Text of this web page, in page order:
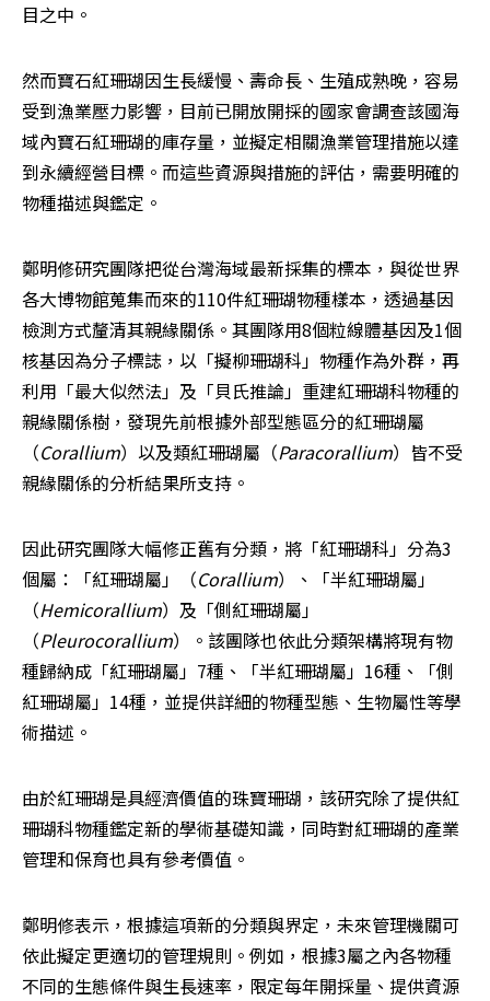
目之中。
然而寶石紅珊瑚因生長緩慢、壽命長、生殖成熟晚，容易
受到漁業壓力影響，目前已開放開採的國家會調查該國海
域內寶石紅珊瑚的庫存量，並擬定相關漁業管理措施以達
到永續經營目標。而這些資源與措施的評估，需要明確的
物種描述與鑑定。
鄭明修研究團隊把從台灣海域最新採集的標本，與從世界
各大博物館蒐集而來的110件紅珊瑚物種樣本，透過基因
檢測方式釐清其親緣關係。其團隊用8個粒線體基因及1個
核基因為分子標誌，以「擬柳珊瑚科」物種作為外群，再
利用「最大似然法」及「貝氏推論」重建紅珊瑚科物種的
親緣關係樹，發現先前根據外部型態區分的紅珊瑚屬
（Corallium）以及類紅珊瑚屬（Paracorallium）皆不受
親緣關係的分析結果所支持。
因此研究團隊大幅修正舊有分類，將「紅珊瑚科」分為3
個屬：「紅珊瑚屬」（Corallium）、「半紅珊瑚屬」
（Hemicorallium）及「側紅珊瑚屬」
（Pleurocorallium）。該團隊也依此分類架構將現有物
種歸納成「紅珊瑚屬」7種、「半紅珊瑚屬」16種、「側
紅珊瑚屬」14種，並提供詳細的物種型態、生物屬性等學
術描述。
由於紅珊瑚是具經濟價值的珠寶珊瑚，該研究除了提供紅
珊瑚科物種鑑定新的學術基礎知識，同時對紅珊瑚的產業
管理和保育也具有參考價值。
鄭明修表示，根據這項新的分類與界定，未來管理機關可
依此擬定更適切的管理規則。例如，根據3屬之內各物種
不同的生態條件與生長速率，限定每年開採量、提供資源